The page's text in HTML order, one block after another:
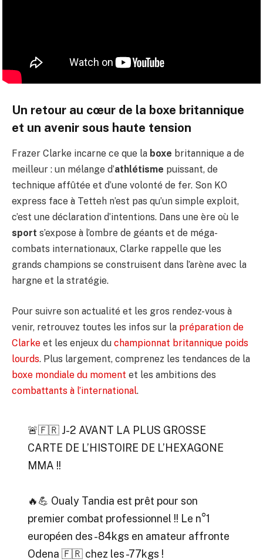
Un retour au cœur de la boxe britannique
et un avenir sous haute tension
Frazer Clarke incarne ce que la boxe britannique a de
meilleur : un mélange d’athlétisme puissant, de
technique affûtée et d’une volonté de fer. Son KO
express face à Tetteh n’est pas qu’un simple exploit,
c’est une déclaration d’intentions. Dans une ère où le
sport s’expose à l’ombre de géants et de méga-
combats internationaux, Clarke rappelle que les
grands champions se construisent dans l’arène avec la
hargne et la stratégie.
Pour suivre son actualité et les gros rendez-vous à
venir, retrouvez toutes les infos sur la préparation de
Clarke et les enjeux du championnat britannique poids
lourds. Plus largement, comprenez les tendances de la
boxe mondiale du moment et les ambitions des
combattants à l’international.
🚨🇫🇷 J-2 AVANT LA PLUS GROSSE
CARTE DE L’HISTOIRE DE L’HEXAGONE
MMA !!
🔥💪 Oualy Tandia est prêt pour son
premier combat professionnel !! Le n°1
européen des -84kgs en amateur affronte
Odena 🇫🇷 chez les -77kgs !